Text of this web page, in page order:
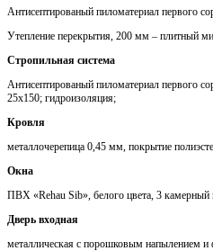
Антисептированый пиломатериал первого
Утепление перекрытия, 200 мм – плитный
Стропильная система
Антисептированый пиломатериал первого
25х150; гидроизоляция;
Кровля
металлочерепица 0,45 мм, покрытие
Окна
ПВХ «Rehau Sib», белого цвета, 3
Дверь входная
металлическая с порошковым напылением и